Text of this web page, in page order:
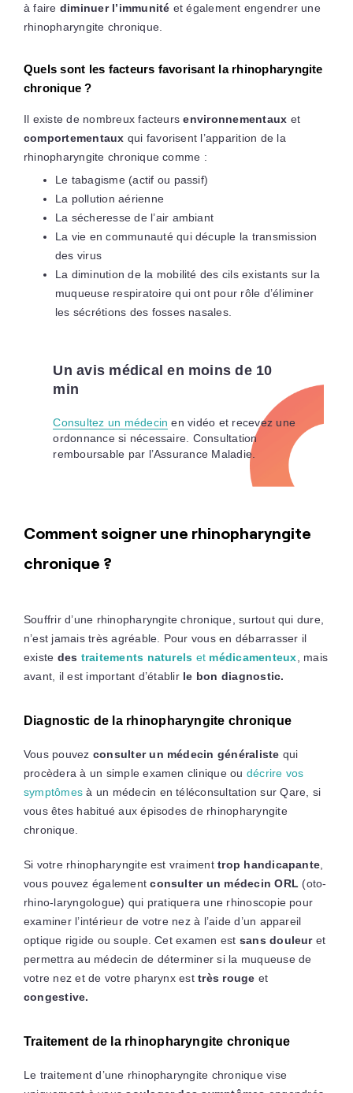
à faire diminuer l’immunité et également engendrer une
rhinopharyngite chronique.
Quels sont les facteurs favorisant la rhinopharyngite
chronique ?
Il existe de nombreux facteursenvironnementaux et
comportementaux qui favorisent l’apparition de la
rhinopharyngite chronique comme :
Le tabagisme (actif ou passif)
La pollution aérienne
La sécheresse de l’air ambiant
La vie en communauté qui décuple la transmission
des virus
La diminution de la mobilité des cils existants sur la
muqueuse respiratoire qui ont pour rôle d’éliminer
les sécrétions des fosses nasales.
Un avis médical en moins de 10
min
Consultez un médecin en vidéo et recevez une
ordonnance si nécessaire. Consultation
remboursable par l’Assurance Maladie.
Comment soigner une rhinopharyngite
chronique ?
Souffrir d’une rhinopharyngite chronique, surtout qui dure,
n’est jamais très agréable. Pour vous en débarrasser il
existe des traitements naturels et médicamenteux , mais
avant, il est important d’établir le bon diagnostic.
Diagnostic de la rhinopharyngite chronique
Vous pouvez consulter un médecin généraliste qui
procèdera à un simple examen clinique ou décrire vos
symptômes à un médecin en téléconsultation sur Qare, si
vous êtes habitué aux épisodes de rhinopharyngite
chronique.
Si votre rhinopharyngite est vraimenttrop handicapante
vous pouvez égalementconsulter un médecin ORL (oto-
rhino-laryngologue) qui pratiquera une rhinoscopie pour
examiner l’intérieur de votre nez à l’aide d’un appareil
optique rigide ou souple. Cet examen est sans douleuret
permettra au médecin de déterminer si la muqueuse de
votre nez et de votre pharynx esttrès rouge et
congestive.
Traitement de la rhinopharyngite chronique
Le traitement d’une rhinopharyngite chronique vise